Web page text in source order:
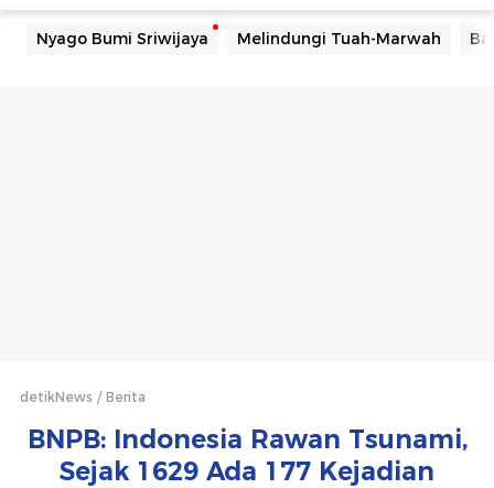
Nyago Bumi Sriwijaya Melindungi Tuah-Marwah
detikNews Berita
BNPB: Indonesia Rawan Tsunami,
Sejak 1629 Ada 177 Kejadian